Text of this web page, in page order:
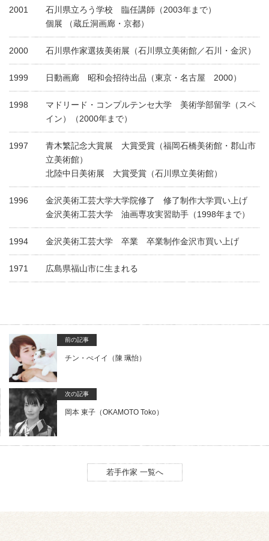
2001
石川県立ろう学校 臨任講師（2003年まで）
個展 （蔵丘洞画廊・京都）
2000 石川県作家選抜美術展（石川県立美術館／石川・金沢）
1999 日動画廊 昭和会招待出品（東京・名古屋 2000）
1998
マドリード・コンプルテンセ大学 美術学部留学（スペ
イン）（2000年まで）
1997
青木繁記念大賞展 大賞受賞（福岡石橋美術館・郡山市
立美術館）
北陸中日美術展 大賞受賞（石川県立美術館）
1996
金沢美術工芸大学大学院修了 修了制作大学買い上げ
金沢美術工芸大学 油画専攻実習助手（1998年まで）
1994 金沢美術工芸大学 卒業 卒業制作金沢市買い上げ
1971 広島県福山市に生まれる
前の記事
チン・ぺイイ（陳 珮怡）
次の記事
岡本 東子（OKAMOTO Toko）
若手作家 一覧へ